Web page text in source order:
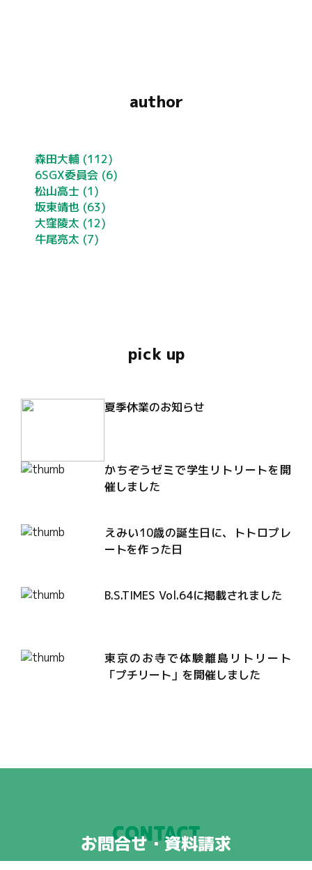
author
森田大輔 (112)
6SGX委員会 (6)
松山高士 (1)
坂東靖也 (63)
大窪陵太 (12)
牛尾亮太 (7)
pick up
夏季休業のお知らせ
かちぞうゼミで学生リトリートを開
催しました
えみい10歳の誕生日に、トトロプレ
ートを作った日
B.S.TIMES Vol.64に掲載されました
東京のお寺で体験離島リトリート
「プチリート」を開催しました
CONTACT
お問合せ・資料請求